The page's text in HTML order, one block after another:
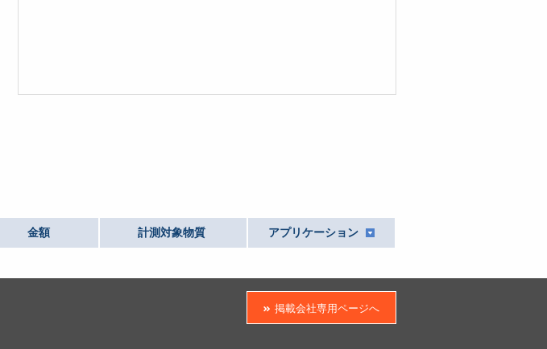
金額 計測対象物質 アプリケーション
掲載会社専用ページへ